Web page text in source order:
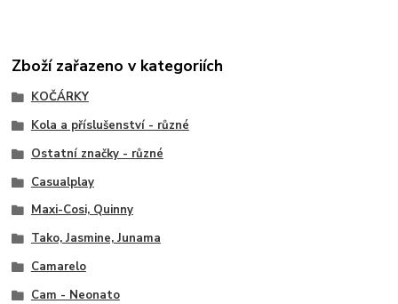
Zboží zařazeno v kategoriích
KOČÁRKY
Kola a příslušenství - různé
Ostatní značky - různé
Casualplay
Maxi-Cosi, Quinny
Tako, Jasmine, Junama
Camarelo
Cam - Neonato